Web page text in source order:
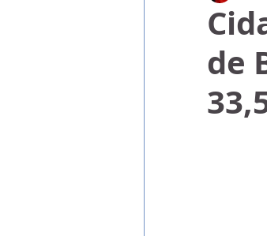
de